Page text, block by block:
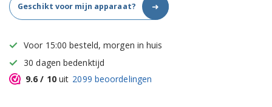
Geschikt voor mijn apparaat? ➜
Voor 15:00 besteld, morgen in huis
30 dagen bedenktijd
9.6 / 10uit 2099 beoordelingen